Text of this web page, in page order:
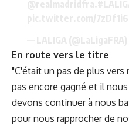
En route vers le titre
"C'était un pas de plus
pas encore gagné et il
devons continuer à nous
pour nous rapprocher de